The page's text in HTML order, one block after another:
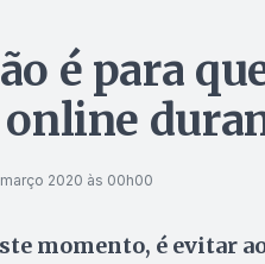
é para
2020 às 00h00
momento, é evitar